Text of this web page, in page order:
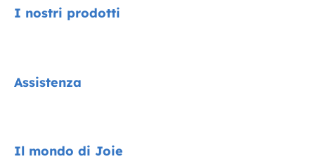
I nostri prodotti
Seggiolini auto
Assistenza
Il mondo di Joie